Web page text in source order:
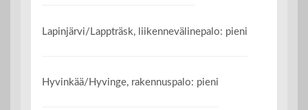
Lapinjärvi/Lappträsk, liikennevälinepalo: pieni
Hyvinkää/Hyvinge, rakennuspalo: pieni